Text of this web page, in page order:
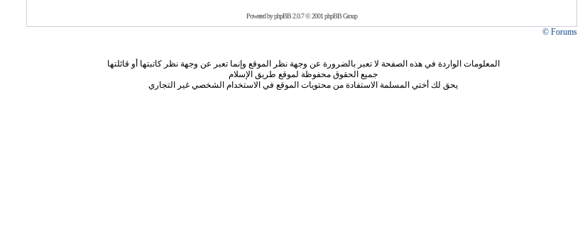
Powered byphpBB2.0.7 © 2001 phpBB Group
Forums ©
المعلومات الواردة في هذه الصفحة لا تعبر بالضرورة عن وجهة نظر الموقع وإنما تعبر عن وجهة نظر كاتبتها أو قائلتها
جميع الحقوق محفوظة لموقع طريق الإسلام
يحق لك أختي المسلمة الاستفادة من محتويات الموقع في الاستخدام الشخصي غير التجاري